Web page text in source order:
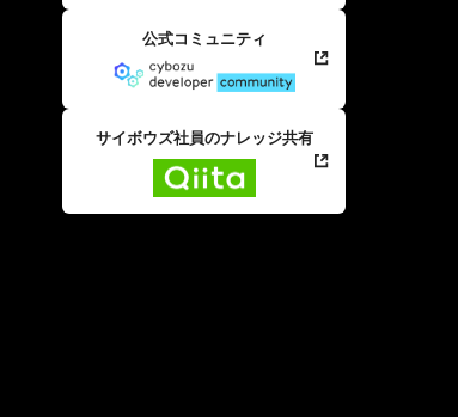
公式コミュニティ
サイボウズ社員のナレッジ共有